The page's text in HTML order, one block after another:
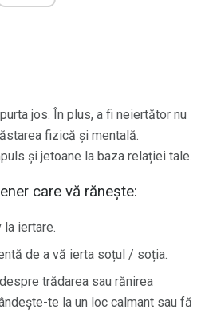
jos. În plus, a fi neiertător nu
fizică și mentală.
și jetoane la baza relației tale.
care vă rănește:
iertare.
de a vă ierta soțul / soția.
trădarea sau rănirea
te la un loc calmant sau fă